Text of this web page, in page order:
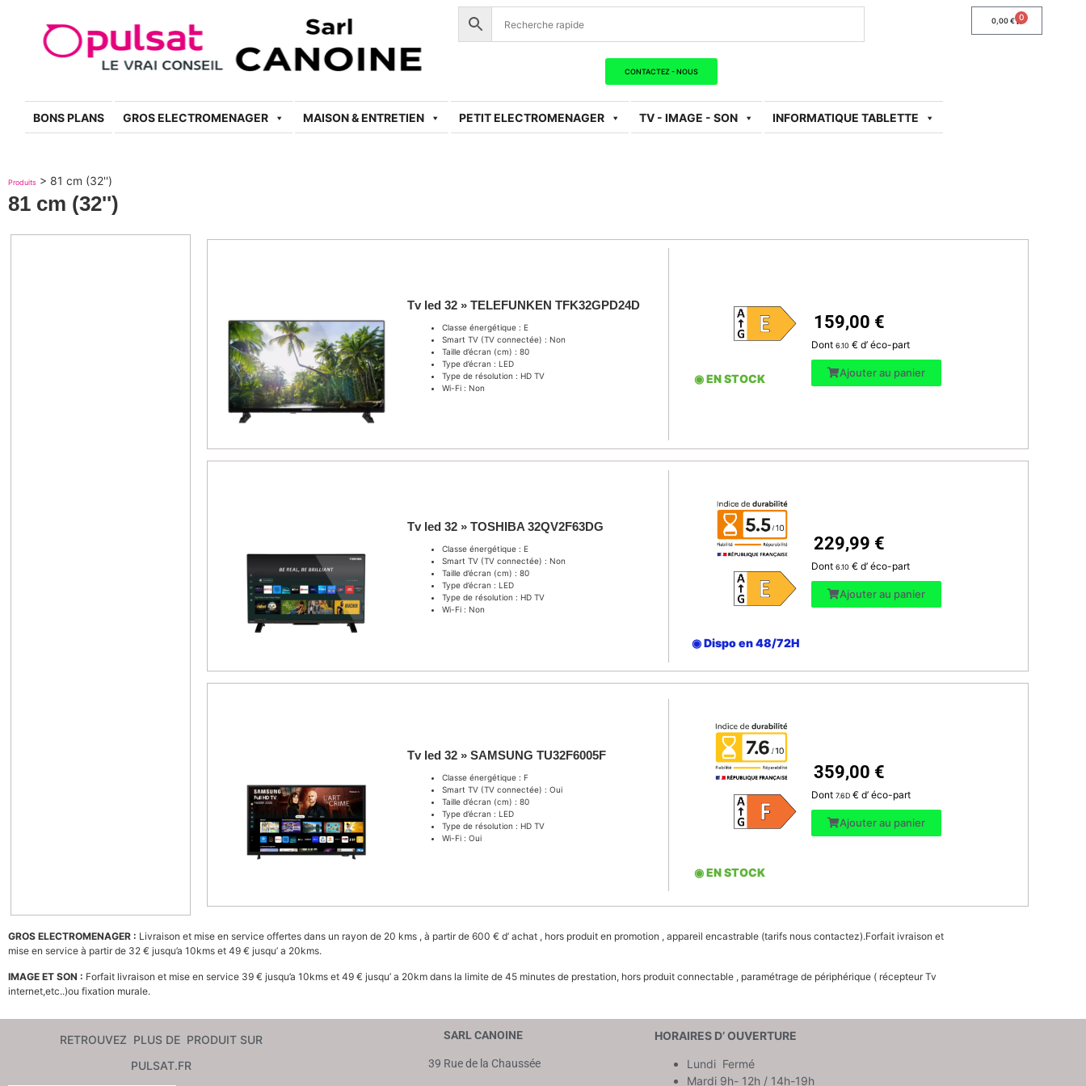
CONTACTEZ - NOUS
0,00€ 0
BONS PLANS GROS ELECTROMENAGER MAISON & ENTRETIEN PETIT ELECTROMENAGER TV - IMAGE - SON INFORMATIQUE TABLETTE
Produits > 81 cm (32'')
81 cm (32'')
Tv led 32 » TELEFUNKEN TFK32GPD24D
Classe énergétique : E
Smart TV (TV connectée) : Non
Taille d’écran (cm) : 80
Type d’écran : LED
Type de résolution : HD TV
Wi-Fi : Non
◉ EN STOCK
159,00 €
Dont 6.10 € d’ éco-part
Ajouter au panier
Tv led 32 » TOSHIBA 32QV2F63DG
Classe énergétique : E
Smart TV (TV connectée) : Non
Taille d’écran (cm) : 80
Type d’écran : LED
Type de résolution : HD TV
Wi-Fi : Non
◉ Dispo en 48/72H
229,99 €
Dont 6.10 € d’ éco-part
Ajouter au panier
Tv led 32 » SAMSUNG TU32F6005F
Classe énergétique : F
Smart TV (TV connectée) : Oui
Taille d’écran (cm) : 80
Type d’écran : LED
Type de résolution : HD TV
Wi-Fi : Oui
◉ EN STOCK
359,00 €
Dont 7.6D€ d’ éco-part
Ajouter au panier
GROS ELECTROMENAGER : Livraison et mise en service offertes dans un rayon de 20 kms , à partir de 600 € d’ achat , hors produit en promotion , appareil encastrable (tarifs nous contactez).Forfait ivraison et
mise en service à partir de 32 € jusqu’a 10kms et 49 € jusqu’ a 20kms.
IMAGE ET SON : Forfait livraison et mise en service 39 € jusqu’a 10kms et 49 € jusqu’ a 20km dans la limite de 45 minutes de prestation, hors produit connectable , paramétrage de périphérique ( récepteur Tv
internet,etc..)ou fixation murale.
RETROUVEZ PLUS DE PRODUIT SUR
PULSAT.FR
SARL CANOINE
39 Rue de la Chaussée
HORAIRES D’ OUVERTURE
Lundi Fermé
Mardi 9h- 12h / 14h-19h